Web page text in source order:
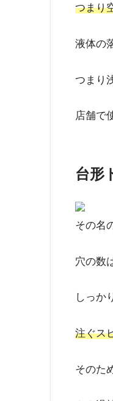
つまり
液体の
つまり
店舗で
台形
その名
穴の数
しっか
注ぐス
そのた